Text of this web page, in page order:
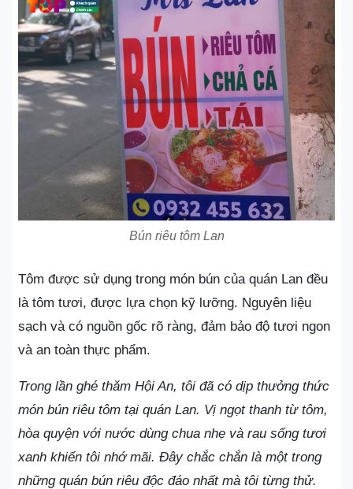
Bún riêu tôm Lan
Tôm được sử dụng trong món bún của quán Lan đều
là tôm tươi, được lựa chọn kỹ lưỡng. Nguyên liệu
sạch và có nguồn gốc rõ ràng, đảm bảo độ tươi ngon
và an toàn thực phẩm.
Trong lần ghé thăm Hội An, tôi đã có dịp thưởng thức
món bún riêu tôm tại quán Lan. Vị ngọt thanh từ tôm,
hòa quyện với nước dùng chua nhẹ và rau sống tươi
xanh khiến tôi nhớ mãi. Đây chắc chắn là một trong
những quán bún riêu độc đáo nhất mà tôi từng thử.